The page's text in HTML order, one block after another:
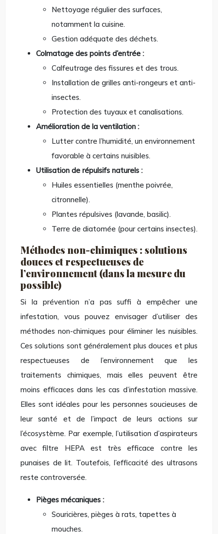
Nettoyage régulier des surfaces,
notamment la cuisine.
Gestion adéquate des déchets.
Colmatage des points d’entrée :
Calfeutrage des fissures et des trous.
Installation de grilles anti-rongeurs et anti-
insectes.
Protection des tuyaux et canalisations.
Amélioration de la ventilation :
Lutter contre l’humidité, un environnement
favorable à certains nuisibles.
Utilisation de répulsifs naturels :
Huiles essentielles (menthe poivrée,
citronnelle).
Plantes répulsives (lavande, basilic).
Terre de diatomée (pour certains insectes).
Méthodes non-chimiques : solutions
douces et respectueuses de
l’environnement (dans la mesure du
possible)
Si la prévention n’a pas suffi à empêcher une
infestation, vous pouvez envisager d’utiliser des
méthodes non-chimiques pour éliminer les nuisibles.
Ces solutions sont généralement plus douces et plus
respectueuses de l’environnement que les
traitements chimiques, mais elles peuvent être
moins efficaces dans les cas d’infestation massive.
Elles sont idéales pour les personnes soucieuses de
leur santé et de l’impact de leurs actions sur
l’écosystème. Par exemple, l’utilisation d’aspirateurs
avec filtre HEPA est très efficace contre les
punaises de lit. Toutefois, l’efficacité des ultrasons
reste controversée.
Pièges mécaniques :
Souricières, pièges à rats, tapettes à
mouches.